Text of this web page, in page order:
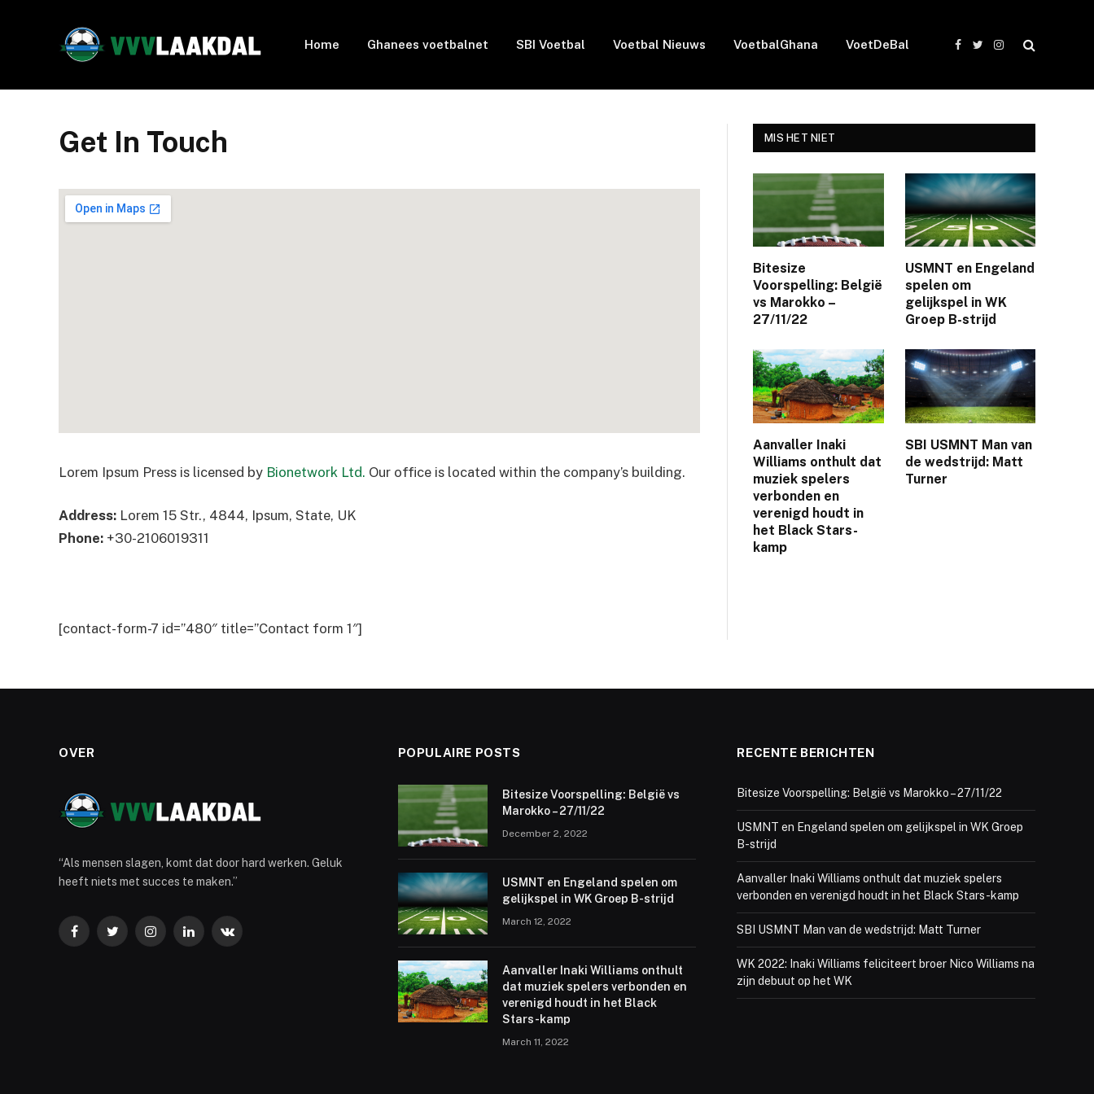
Home Ghanees voetbalnet SBI Voetbal Voetbal Nieuws VoetbalGhana VoetDeBal
Facebook
TwitterInstagram
Get In Touch
Lorem Ipsum Press is licensed by Bionetwork Ltd. Our office is located within the company’s building.
Address: Lorem 15 Str., 4844, Ipsum, State, UK
Phone: +30-2106019311
[contact-form-7 id=”480″ title=”Contact form 1″]
MIS HET NIET
Bitesize
Voorspelling: België
vs Marokko –
27/11/22
USMNT en Engeland
spelen om
gelijkspel in WK
Groep B-strijd
Aanvaller Inaki
Williams onthult dat
muziek spelers
verbonden en
verenigd houdt in
het Black Stars-
kamp
SBI USMNT Man van
de wedstrijd: Matt
Turner
OVER
“Als mensen slagen, komt dat door hard werken. Geluk
heeft niets met succes te maken.”
FacebookTwitterInstagramLinkedInVKontakte
POPULAIRE POSTS
Bitesize Voorspelling: België vs
Marokko – 27/11/22
December 2, 2022
USMNT en Engeland spelen om
gelijkspel in WK Groep B-strijd
March 12, 2022
Aanvaller Inaki Williams onthult
dat muziek spelers verbonden en
verenigd houdt in het Black
Stars-kamp
March 11, 2022
RECENTE BERICHTEN
Bitesize Voorspelling: België vs Marokko – 27/11/22
USMNT en Engeland spelen om gelijkspel in WK Groep
B-strijd
Aanvaller Inaki Williams onthult dat muziek spelers
verbonden en verenigd houdt in het Black Stars-kamp
SBI USMNT Man van de wedstrijd: Matt Turner
WK 2022: Inaki Williams feliciteert broer Nico Williams na
zijn debuut op het WK